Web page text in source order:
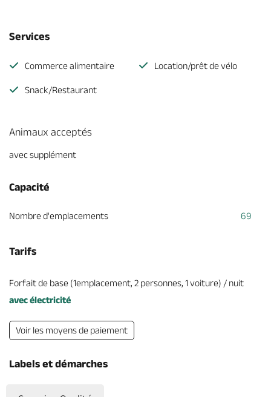
Services
Commerce alimentaire Location/prêt de vélo
Snack/Restaurant
Animaux acceptés
avec supplément
Capacité
Nombre d'emplacements 69
Tarifs
Forfait de base (1emplacement, 2 personnes, 1 voiture) / nuit
avec électricité
Voir les moyens de paiement
Labels et démarches